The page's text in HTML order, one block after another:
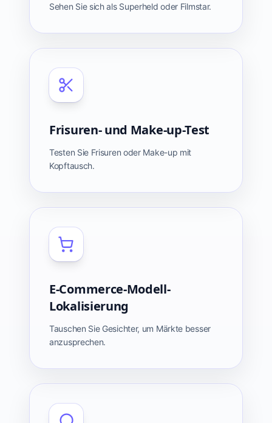
Sehen Sie sich als Superheld oder Filmstar.
Frisuren- und Make-up-Test
Testen Sie Frisuren oder Make-up mit
Kopftausch.
E-Commerce-Modell-
Lokalisierung
Tauschen Sie Gesichter, um Märkte besser
anzusprechen.